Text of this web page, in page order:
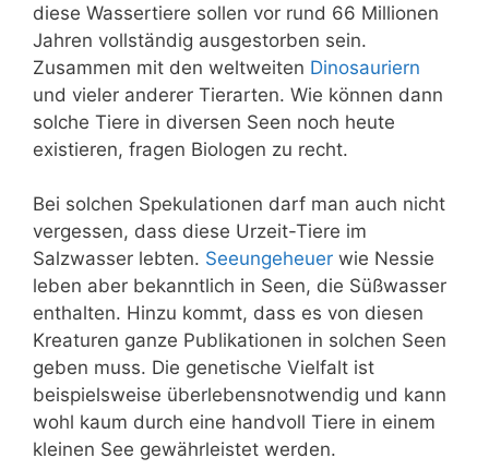
diese Wassertiere sollen vor rund 66 Millionen
Jahren vollständig ausgestorben sein.
Zusammen mit den weltweiten Dinosauriern
und vieler anderer Tierarten. Wie können dann
solche Tiere in diversen Seen noch heute
existieren, fragen Biologen zu recht.
Bei solchen Spekulationen darf man auch nicht
vergessen, dass diese Urzeit-Tiere im
Salzwasser lebten. Seeungeheuer wie Nessie
leben aber bekanntlich in Seen, die Süßwasser
enthalten. Hinzu kommt, dass es von diesen
Kreaturen ganze Publikationen in solchen Seen
geben muss. Die genetische Vielfalt ist
beispielsweise überlebensnotwendig und kann
wohl kaum durch eine handvoll Tiere in einem
kleinen See gewährleistet werden.